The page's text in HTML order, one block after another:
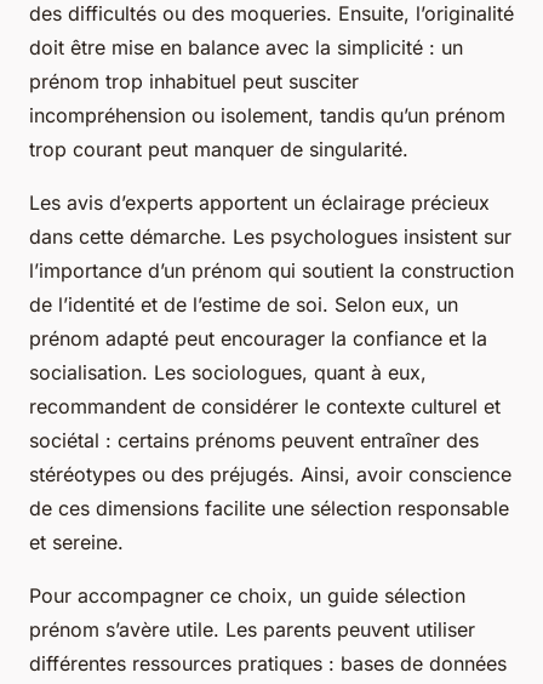
des difficultés ou des moqueries. Ensuite, l’originalité
doit être mise en balance avec la simplicité : un
prénom trop inhabituel peut susciter
incompréhension ou isolement, tandis qu’un prénom
trop courant peut manquer de singularité.
Les avis d’experts apportent un éclairage précieux
dans cette démarche. Les psychologues insistent sur
l’importance d’un prénom qui soutient la construction
de l’identité et de l’estime de soi. Selon eux, un
prénom adapté peut encourager la confiance et la
socialisation. Les sociologues, quant à eux,
recommandent de considérer le contexte culturel et
sociétal : certains prénoms peuvent entraîner des
stéréotypes ou des préjugés. Ainsi, avoir conscience
de ces dimensions facilite une sélection responsable
et sereine.
Pour accompagner ce choix, un guide sélection
prénom s’avère utile. Les parents peuvent utiliser
différentes ressources pratiques : bases de données